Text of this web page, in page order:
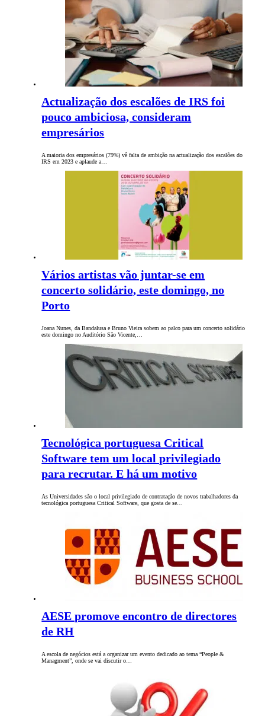
Actualização dos escalões de IRS foi
pouco ambiciosa, consideram
empresários
A maioria dos empresários (79%) vê falta de ambição na actualização dos escalões do
IRS em 2023 e aplaude a…
Vários artistas vão juntar-se em
concerto solidário, este domingo, no
Porto
Joana Nunes, da Bandalusa e Bruno Vieira sobem ao palco para um concerto solidário
este domingo no Auditório São Vicente,…
Tecnológica portuguesa Critical
Software tem um local privilegiado
para recrutar. E há um motivo
As Universidades são o local privilegiado de contratação de novos trabalhadores da
tecnológica portuguesa Critical Software, que gosta de se…
AESE promove encontro de directores
de RH
A escola de negócios está a organizar um evento dedicado ao tema “People &
Managment”, onde se vai discutir o…